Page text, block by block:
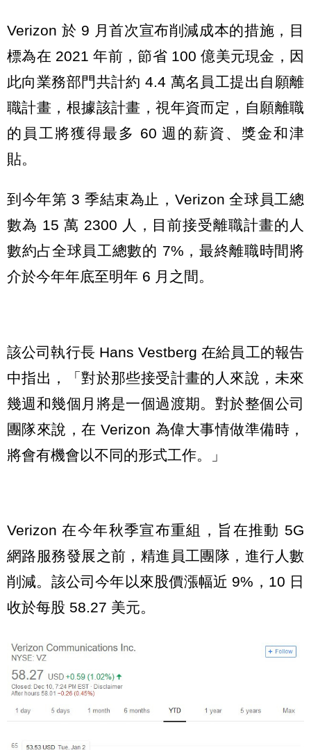
Verizon 於 9 月首次宣布削減成本的措施，目
標為在 2021 年前，節省 100 億美元現金，因
此向業務部門共計約 4.4 萬名員工提出自願離
職計畫，根據該計畫，視年資而定，自願離職
的員工將獲得最多 60 週的薪資、獎金和津
貼。
到今年第 3 季結束為止，Verizon 全球員工總
數為 15 萬 2300 人，目前接受離職計畫的人
數約占全球員工總數的 7%，最終離職時間將
介於今年年底至明年 6 月之間。
該公司執行長 Hans Vestberg 在給員工的報告
中指出，「對於那些接受計畫的人來說，未來
幾週和幾個月將是一個過渡期。對於整個公司
團隊來說，在 Verizon 為偉大事情做準備時，
將會有機會以不同的形式工作。」
Verizon 在今年秋季宣布重組，旨在推動 5G
網路服務發展之前，精進員工團隊，進行人數
削減。該公司今年以來股價漲幅近 9%，10 日
收於每股 58.27 美元。